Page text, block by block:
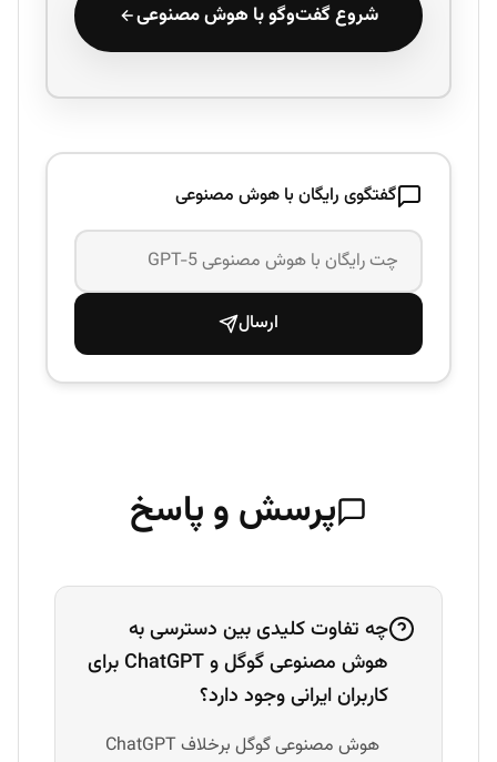
شروع گفت‌وگو با هوش مصنوعی
گفتگوی رایگان با هوش مصنوعی
ارسال
پرسش و پاسخ
چه تفاوت کلیدی بین دسترسی به
هوش مصنوعی گوگل و ChatGPT برای
کاربران ایرانی وجود دارد؟
هوش مصنوعی گوگل برخلاف ChatGPT